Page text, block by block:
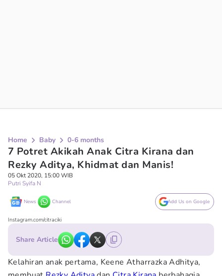
Home Baby 0-6 months
7 Potret Akikah Anak Citra Kirana dan
Rezky Aditya, Khidmat dan Manis!
05 Okt 2020, 15:00 WIB
Putri Syifa N
News Channel Add Us on Google
Instagram.com/citraciki
Share Article
Kelahiran anak pertama, Keene Atharrazka Adhitya,